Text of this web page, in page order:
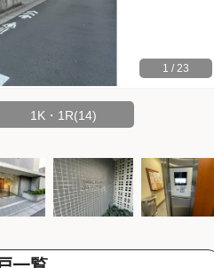
1 / 23
1K・1R(14)